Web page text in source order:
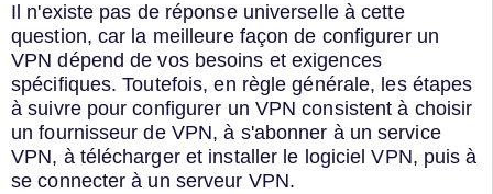
Il n'existe pas de réponse universelle à cette
question, car la meilleure façon de configurer un
VPN dépend de vos besoins et exigences
spécifiques. Toutefois, en règle générale, les étapes
à suivre pour configurer un VPN consistent à choisir
un fournisseur de VPN, à s'abonner à un service
VPN, à télécharger et installer le logiciel VPN, puis à
se connecter à un serveur VPN.